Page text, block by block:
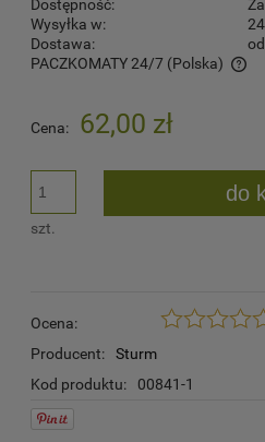
Dostępność:
Wysyłka w:
Dostawa:
PACZKOMATY 24/7 (Polska)
Cena nie zawiera ewentualnych
Cena: 62,00 zł
szt.
do
Ocena:
Producent:
Sturm
Kod produktu:
00841-1